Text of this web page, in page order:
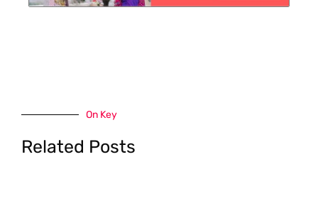
On Key
Related Posts